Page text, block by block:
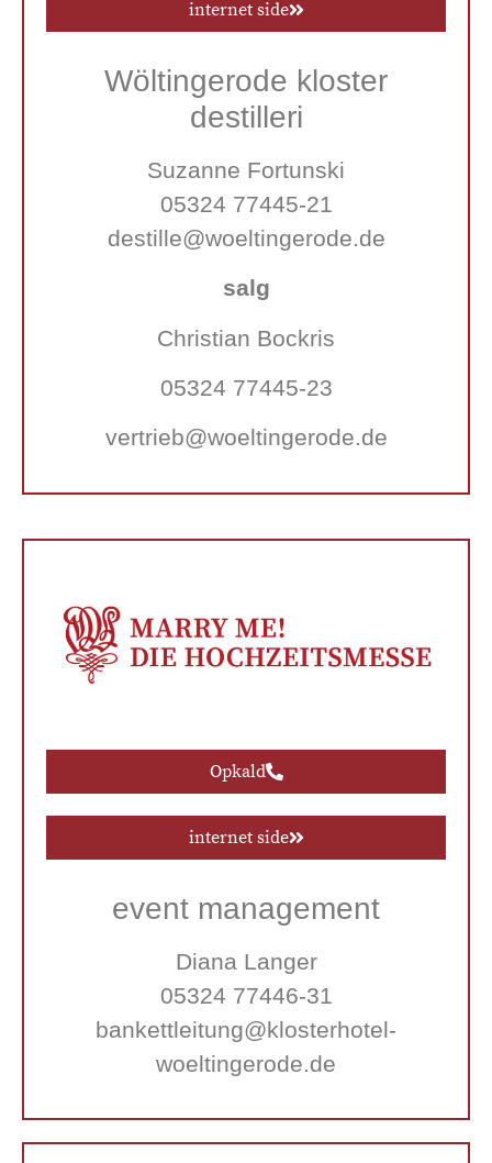
internet side
Wöltingerode kloster
destilleri
Suzanne Fortunski
05324 77445-21
destille@woeltingerode.de
salg
Christian Bockris
05324 77445-23
vertrieb@woeltingerode.de
Opkald
internet side
event management
Diana Langer
05324 77446-31
bankettleitung@klosterhotel-
woeltingerode.de